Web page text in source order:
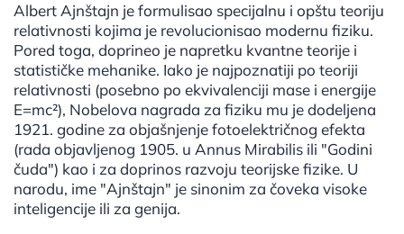
Albert Ajnštajn je formulisao specijalnu i opštu teoriju
relativnosti kojima je revolucionisao modernu fiziku.
Pored toga, doprineo je napretku kvantne teorije i
statističke mehanike. Iako je najpoznatiji po teoriji
relativnosti (posebno po ekvivalenciji mase i energije
E=mc²), Nobelova nagrada za fiziku mu je dodeljena
1921. godine za objašnjenje fotoelektričnog efekta
(rada objavljenog 1905. u Annus Mirabilis ili "Godini
čuda") kao i za doprinos razvoju teorijske fizike. U
narodu, ime "Ajnštajn" je sinonim za čoveka visoke
inteligencije ili za genija.